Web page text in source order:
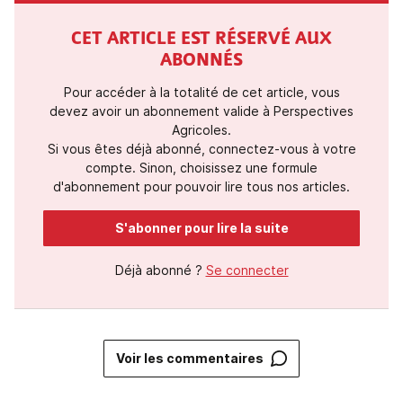
CET ARTICLE EST RÉSERVÉ AUX
ABONNÉS
Pour accéder à la totalité de cet article, vous
devez avoir un abonnement valide à Perspectives
Agricoles.
Si vous êtes déjà abonné, connectez-vous à votre
compte. Sinon, choisissez une formule
d'abonnement pour pouvoir lire tous nos articles.
S'abonner pour lire la suite
Déjà abonné ? Se connecter
Voir les commentaires